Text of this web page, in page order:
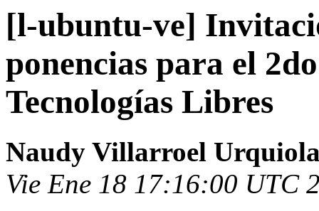
[l-ubuntu-ve]
ponencias para el
Tecnologías Libres
Naudy Villarroel
Vie Ene 18 17:16:00 UTC